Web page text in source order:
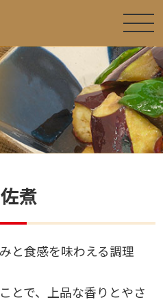
煮
と食感を味わえる調理
とで、上品な香りとやさ